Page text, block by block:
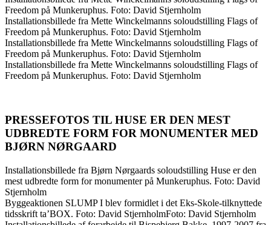
Freedom på Munkeruphus. Foto: David Stjernholm
Installationsbillede fra Mette Winckelmanns soloudstilling Flags of
Freedom på Munkeruphus. Foto: David Stjernholm
Installationsbillede fra Mette Winckelmanns soloudstilling Flags of
Freedom på Munkeruphus. Foto: David Stjernholm
Installationsbillede fra Mette Winckelmanns soloudstilling Flags of
Freedom på Munkeruphus. Foto: David Stjernholm
PRESSEFOTOS TIL HUSE ER DEN MEST
UDBREDTE FORM FOR MONUMENTER MED
BJØRN NØRGAARD
Installationsbillede fra Bjørn Nørgaards soloudstilling Huse er den
mest udbredte form for monumenter på Munkeruphus. Foto: David
Stjernholm
Byggeaktionen SLUMP I blev formidlet i det Eks-Skole-tilknyttede
tidsskrift ta’BOX. Foto: David StjernholmFoto: David Stjernholm